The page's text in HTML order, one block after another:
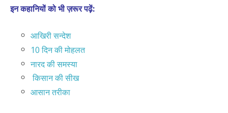
इन कहानियों को भी ज़रूर पढ़ें:
आखिरी सन्देश
10 दिन की मोहलत
नारद की समस्या
किसान की सीख
आसान तरीका